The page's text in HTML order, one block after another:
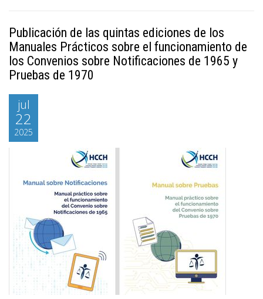
Publicación de las quintas ediciones de los
Manuales Prácticos sobre el funcionamiento de
los Convenios sobre Notificaciones de 1965 y
Pruebas de 1970
jul
22
2025